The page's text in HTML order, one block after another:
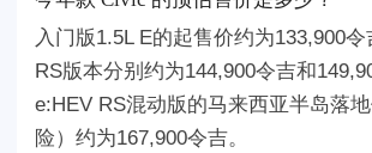
入门版1.5L E的起售价约为133,900
RS版本分别约为144,900令吉和
e:HEV RS混动版的马来西亚半岛落
险）约为167,900令吉。